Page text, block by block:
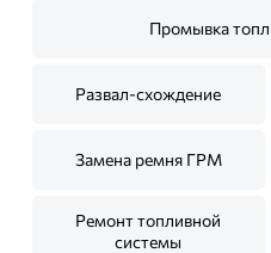
Промывка
Развал-схождение
Замена ремня ГРМ
Ремонт топливной
системы